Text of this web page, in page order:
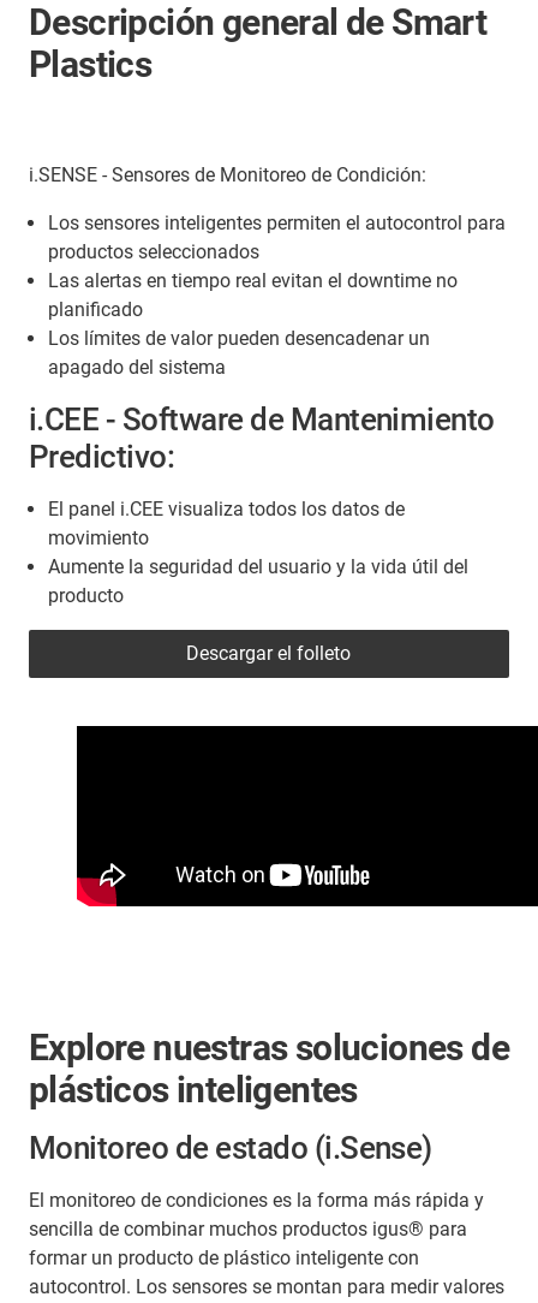
Descripción general de Smart
Plastics
i.SENSE - Sensores de Monitoreo de Condición:
Los sensores inteligentes permiten el autocontrol para
productos seleccionados
Las alertas en tiempo real evitan el downtime no
planificado
Los límites de valor pueden desencadenar un
apagado del sistema
i.CEE - Software de Mantenimiento
Predictivo:
El panel i.CEE visualiza todos los datos de
movimiento
Aumente la seguridad del usuario y la vida útil del
producto
Descargar el folleto
Explore nuestras soluciones de
plásticos inteligentes
Monitoreo de estado (i.Sense)
El monitoreo de condiciones es la forma más rápida y
sencilla de combinar muchos productos igus® para
formar un producto de plástico inteligente con
autocontrol. Los sensores se montan para medir valores